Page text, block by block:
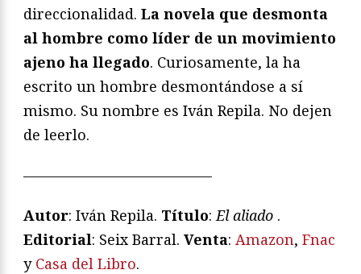
direccionalidad. La novela que desmonta
al hombre como líder de un movimiento
ajeno ha llegado. Curiosamente, la ha
escrito un hombre desmontándose a sí
mismo. Su nombre es Iván Repila. No dejen
de leerlo.
—————————————
Autor: Iván Repila. Título: El aliado .
Editorial: Seix Barral. Venta: Amazon, Fnac
y Casa del Libro.